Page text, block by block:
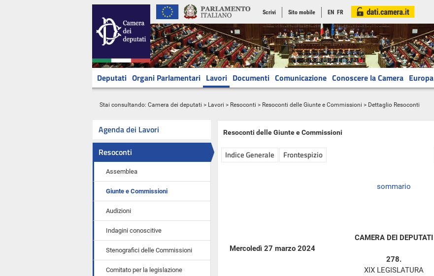
Scrivi Sito mobile EN FR
Deputati Organi Parlamentari Lavori Documenti Comunicazione Conoscere la Camera Europa
Stai consultando: Camera dei deputati > Lavori > Resoconti > Resoconti delle Giunte e Commissioni > Dettaglio Resoconti
Agenda dei Lavori
Resoconti
Assemblea
Giunte e Commissioni
Audizioni
Indagini conoscitive
Stenografici delle Commissioni
Comitato per la legislazione
Resoconti delle Giunte e Commissioni
Indice Generale Frontespizio
sommario
CAMERA DEI DEPUTATI
Mercoledì 27 marzo 2024
278.
XIX LEGISLATURA